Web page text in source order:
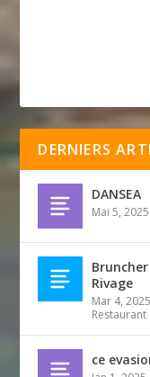
DERNIERS
DANSEA
Mai 5, 2025
Rivage
Mar 4, 2025
Restaurant
ce